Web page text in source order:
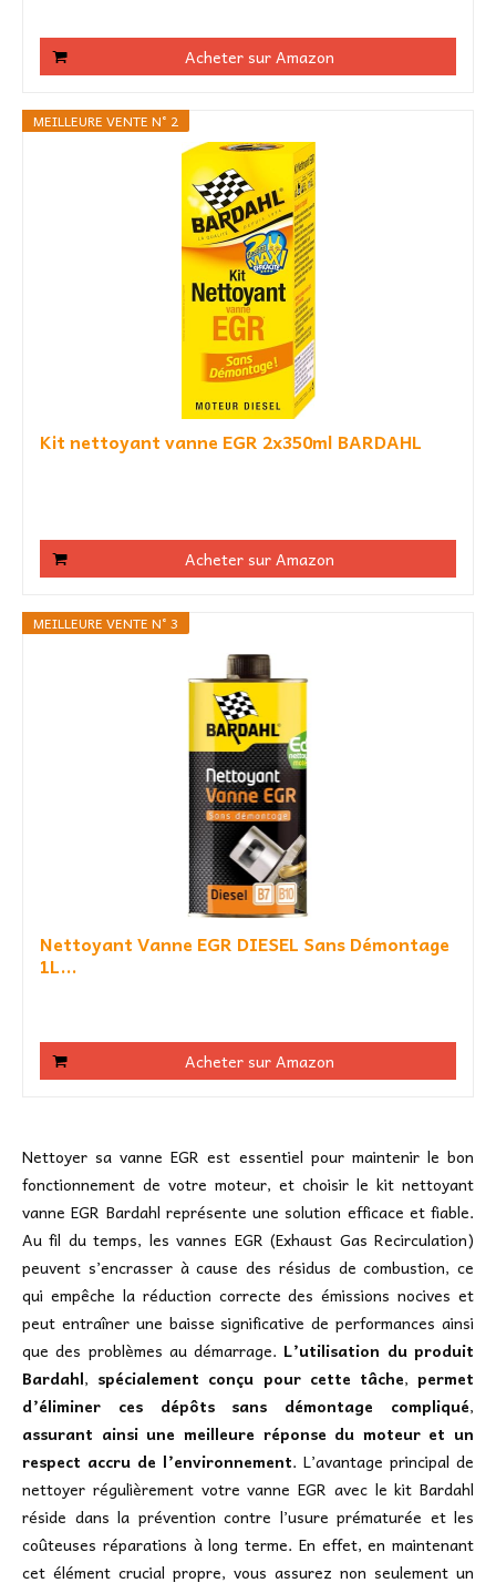
Acheter sur Amazon
MEILLEURE VENTE N° 2
Kit nettoyant vanne EGR 2x350ml BARDAHL
Acheter sur Amazon
MEILLEURE VENTE N° 3
Nettoyant Vanne EGR DIESEL Sans Démontage
1L...
Acheter sur Amazon
Nettoyer sa vanne EGR est essentiel pour maintenir le bon
fonctionnement de votre moteur, et choisir le kit nettoyant
vanne EGR Bardahl représente une solution efficace et fiable.
Au fil du temps, les vannes EGR (Exhaust Gas Recirculation)
peuvent s’encrasser à cause des résidus de combustion, ce
qui empêche la réduction correcte des émissions nocives et
peut entraîner une baisse significative de performances ainsi
que des problèmes au démarrage. L’utilisation du produit
Bardahl, spécialement conçu pour cette tâche,permet
d’éliminer ces dépôts sans démontage compliqué,
assurant ainsi une meilleure réponse du moteur et un
respect accru de l’environnement. L’avantage principal de
nettoyer régulièrement votre vanne EGR avec le kit Bardahl
réside dans la prévention contre l’usure prématurée et les
coûteuses réparations à long terme. En effet, en maintenant
cet élément crucial propre, vous assurez non seulement un